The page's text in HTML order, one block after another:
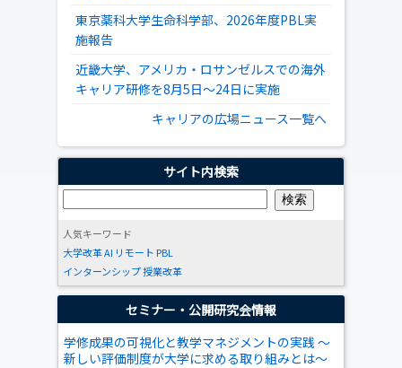
東京薬科大学生命科学部、2026年度PBL実
施報告
近畿大学、アメリカ・ロサンゼルスでの海外
キャリア研修を8月5日～24日に実施
キャリアの広場ニュース一覧へ
サイト内検索
人気キーワード
大学改革AI リモート PBL
インターンシップ授業改革
セミナー・公開研究会情報
学修成果の可視化と教学マネジメントの実践 ～
新しい評価制度が大学に求める取り組みとは～